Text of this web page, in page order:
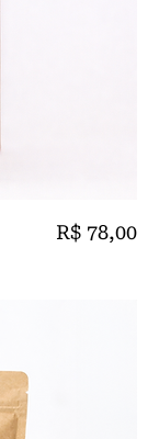
Preço
R$ 78,00